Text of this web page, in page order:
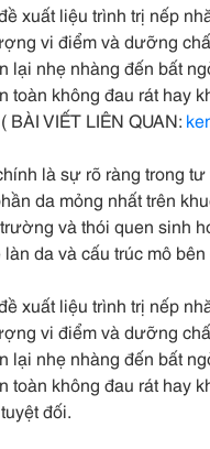
xuất liệu trình trị nếp
vi điểm và dưỡng
lại nhẹ nhàng đến bất
toàn không đau rát hay
VIẾT LIÊN QUAN:
là sự rõ ràng trong
da mỏng nhất trên
và thói quen sinh
da và cấu trúc mô
xuất liệu trình trị nếp
vi điểm và dưỡng
lại nhẹ nhàng đến bất
toàn không đau rát hay
đối.